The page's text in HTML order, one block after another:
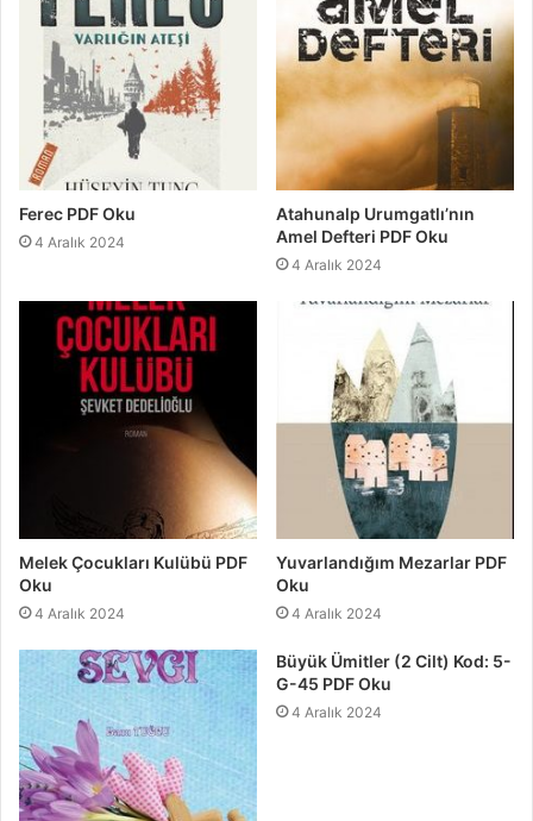
Ferec PDF Oku
4 Aralık 2024
Atahunalp Urumgatlı’nın
Amel Defteri PDF Oku
4 Aralık 2024
Melek Çocukları Kulübü PDF
Oku
4 Aralık 2024
Yuvarlandığım Mezarlar PDF
Oku
4 Aralık 2024
Büyük Ümitler (2 Cilt) Kod: 5-
G-45 PDF Oku
4 Aralık 2024